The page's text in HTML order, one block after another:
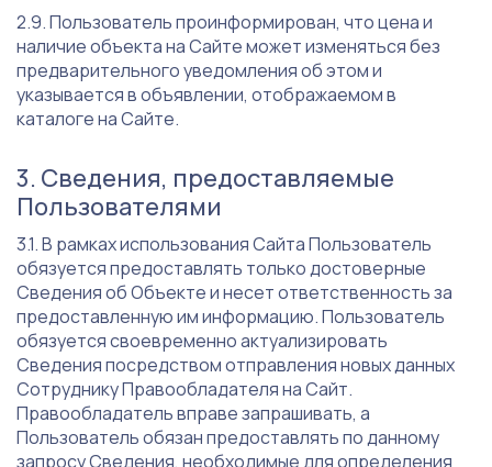
Пользователь проинформирован, что цена и
наличие объекта на Сайте может изменяться без
предварительного уведомления об этом и
указывается в объявлении, отображаемом в
каталоге на Сайте.
Сведения, предоставляемые
Пользователями
В рамках использования Сайта Пользователь
обязуется предоставлять только достоверные
Сведения об Объекте и несет ответственность за
предоставленную им информацию. Пользователь
обязуется своевременно актуализировать
Сведения посредством отправления новых данных
Сотруднику Правообладателя на Сайт.
Правообладатель вправе запрашивать, а
Пользователь обязан предоставлять по данному
запросу Сведения, необходимые для определения